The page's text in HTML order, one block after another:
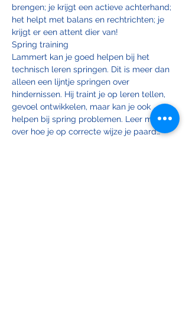
brengen; je krijgt een actieve achterhand;
het helpt met balans en rechtrichten; je
krijgt er een attent dier van!
Spring training
Lammert kan je goed helpen bij het
technisch leren springen. Dit is meer dan
alleen een lijntje springen over
hindernissen. Hij traint je op leren tellen,
gevoel ontwikkelen, maar kan je ook
helpen bij spring problemen. Leer meer
over hoe je op correcte wijze je paard…